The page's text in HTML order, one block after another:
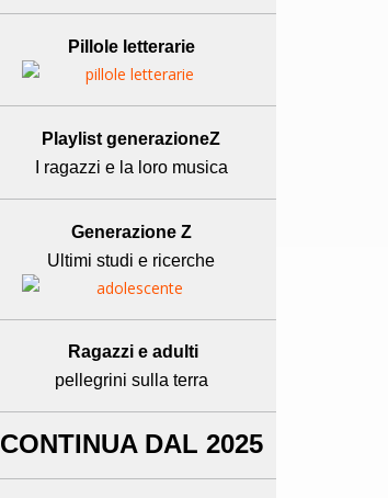
Pillole letterarie
Playlist generazioneZ
I ragazzi e la loro musica
Generazione Z
Ultimi studi e ricerche
Ragazzi e adulti
pellegrini sulla terra
CONTINUA DAL 2025